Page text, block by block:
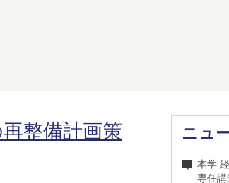
整備計画策
ニュ
本学
専任